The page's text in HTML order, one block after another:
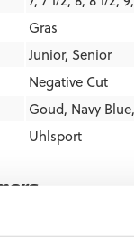
Gras
Junior, Senior
Negative Cut
Goud, Navy Blue,
Uhlsport